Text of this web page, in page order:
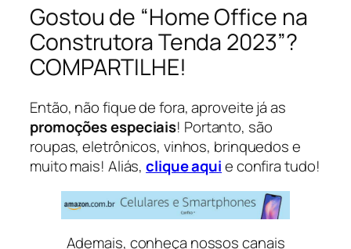
Gostou de “Home Office na
Construtora Tenda 2023”?
COMPARTILHE!
Então, não fique de fora, aproveite já as
promoções especiais! Portanto, são
roupas, eletrônicos, vinhos, brinquedos e
muito mais! Aliás,clique aquie confira tudo!
Ademais, conheça nossos canais